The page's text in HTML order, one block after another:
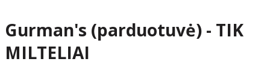
Gurman's (parduotuvė) - TIK
MILTELIAI